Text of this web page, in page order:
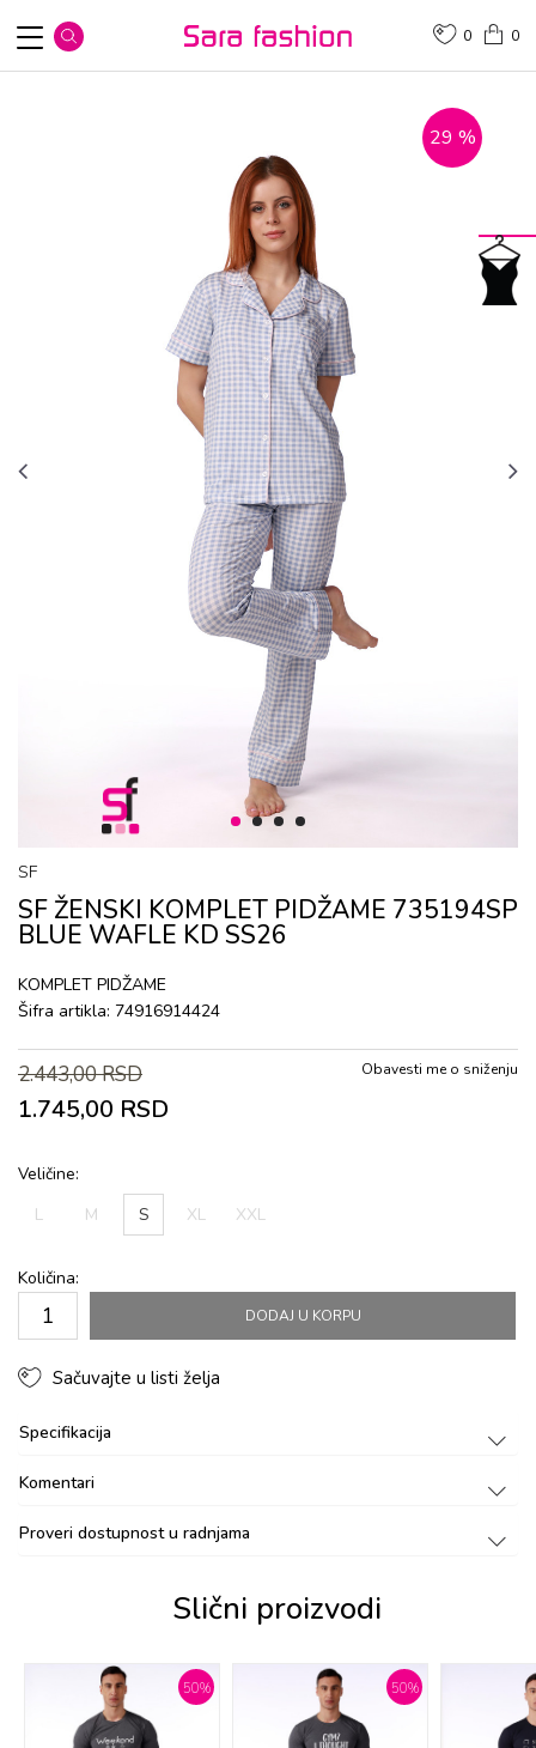
0
0
1 2 3 4
29 %
SF
SF ŽENSKI KОMPLЕT PIDŽAMЕ 735194SP
BLUE WAFLE KD SS26
KОMPLЕT PIDŽAMЕ
Šifra artikla: 74916914424
2.443,00RSD
1.745,00 RSD
Obavesti me o sniženju
Veličine:
L
M S XL XXL
Količina:
DODAJ U KORPU
Sačuvajte u listi želja
Specifikacija
Komentari
Proveri dostupnost u radnjama
Slični proizvodi
50% 50%